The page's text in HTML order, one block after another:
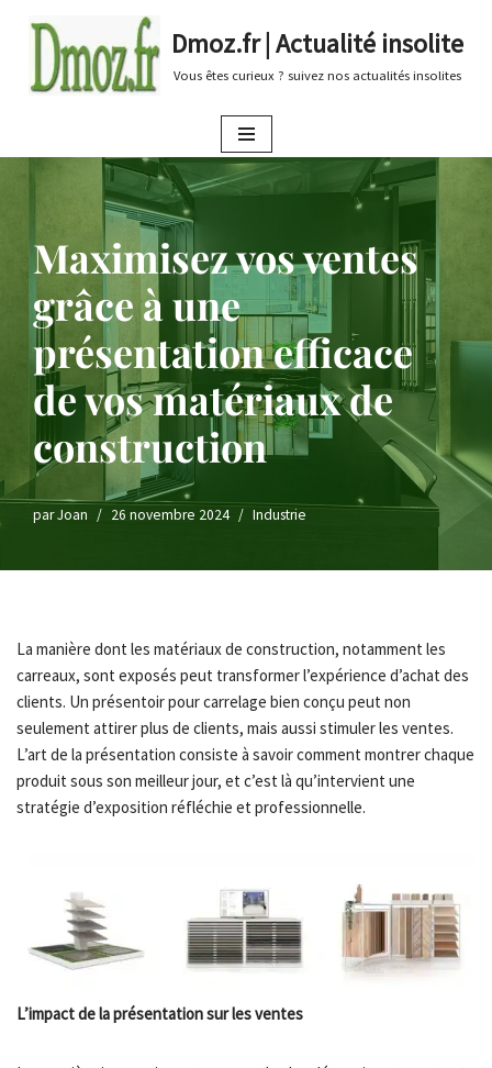
au
Dmoz.fr | Actualité insolite
Vous êtes curieux ? suivez nos actualités insolites
Maximisez vos ventes
grâce à une
présentation efficace
de vos matériaux de
construction
parJoan 26 novembre 2024 Industrie
La manière dont les matériaux de construction, notamment les
carreaux, sont exposés peut transformer l’expérience d’achat des
clients. Un présentoir pour carrelage bien conçu peut non
seulement attirer plus de clients, mais aussi stimuler les ventes.
L’art de la présentation consiste à savoir comment montrer chaque
produit sous son meilleur jour, et c’est là qu’intervient une
stratégie d’exposition réfléchie et professionnelle.
L’impact de la présentation sur les ventes